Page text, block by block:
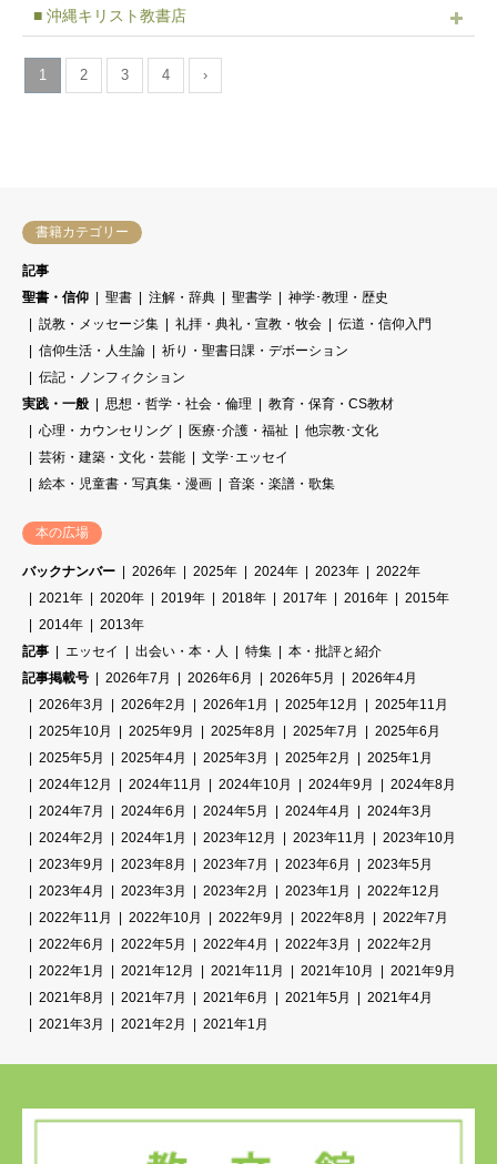
■ 沖縄キリスト教書店
1 2 3 4 ›
書籍カテゴリー
記事
聖書・信仰
聖書 注解・辞典 聖書学
神学･教理・歴史
説教・メッセージ集
礼拝・典礼・宣教・牧会
伝道・信仰入門
信仰生活・人生論
祈り・聖書日課・デボーション
伝記・ノンフィクション
実践・一般
思想・哲学・社会・倫理
教育・保育・CS教材
心理・カウンセリング
医療･介護・福祉
他宗教･文化
芸術・建築・文化・芸能
文学･エッセイ
絵本・児童書・写真集・漫画
音楽・楽譜・歌集
本の広場
バックナンバー 2026年 2025年 2024年 2023年
2022年
2021年
2020年 2019年 2018年 2017年 2016年
2015年
2014年
2013年
記事
エッセイ 出会い・本・人 特集
本・批評と紹介
記事掲載号
2026年7月 2026年6月 2026年5月
2026年4月
2026年3月
2026年2月 2026年1月 2025年12月
2025年11月
2025年10月
2025年9月 2025年8月 2025年7月
2025年6月
2025年5月
2025年4月 2025年3月 2025年2月
2025年1月
2024年12月
2024年11月 2024年10月 2024年9月
2024年8月
2024年7月
2024年6月 2024年5月 2024年4月
2024年3月
2024年2月
2024年1月 2023年12月 2023年11月
2023年10月
2023年9月
2023年8月 2023年7月 2023年6月
2023年5月
2023年4月
2023年3月 2023年2月 2023年1月
2022年12月
2022年11月
2022年10月 2022年9月 2022年8月
2022年7月
2022年6月
2022年5月 2022年4月 2022年3月
2022年2月
2022年1月
2021年12月 2021年11月 2021年10月
2021年9月
2021年8月
2021年7月 2021年6月 2021年5月
2021年4月
2021年3月
2021年2月 2021年1月